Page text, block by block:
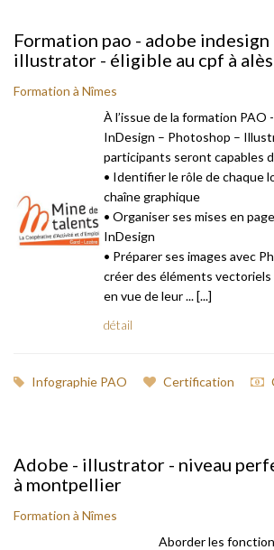
Formation pao - adobe
illustrator - éligible au cpf à
Formation à Nîmes
À l’issue de la formation PAO
InDesign – Photoshop –
participants seront capables
• Identifier le rôle de chaque
chaîne graphique
• Organiser ses mises en
InDesign
• Préparer ses images avec
créer des éléments
en vue de leur ... [...]
détail
Infographie PAO Certification
Adobe - illustrator - niveau
à montpellier
Formation à Nîmes
Aborder les